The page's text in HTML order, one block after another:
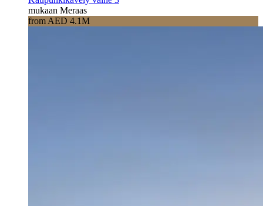
mukaan Meraas
from AED 4.1M